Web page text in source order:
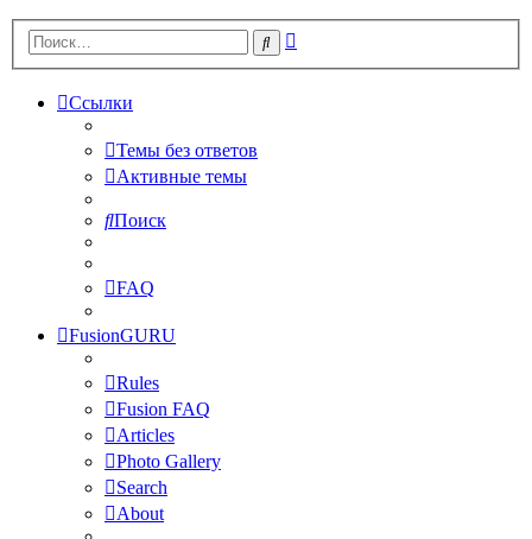
Поиск
Ссылки
Темы без ответов
Активные темы
Поиск
FAQ
FusionGURU
Rules
Fusion FAQ
Articles
Photo Gallery
Search
About